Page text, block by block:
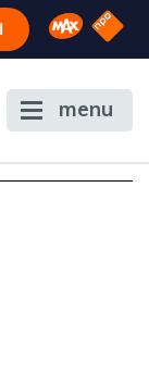
Omroep
NPO
menu